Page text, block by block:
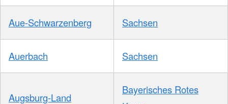
Aue-Schwarzenberg Sachsen
Auerbach Sachsen
Augsburg-Land
Bayerisches Rotes